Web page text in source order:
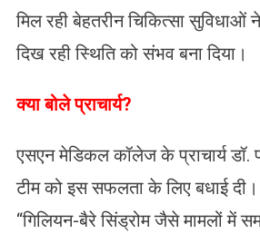
मिल रही बेहतरीन चिकित्सा
दिख रही स्थिति को संभव बना दिया।
​क्या बोले प्राचार्य?
एसएन मेडिकल कॉलेज के प्राचार्य डॉ.
टीम को इस सफलता के लिए बधाई दी।
“गिलियन-बैरे सिंड्रोम जैसे मामलों में